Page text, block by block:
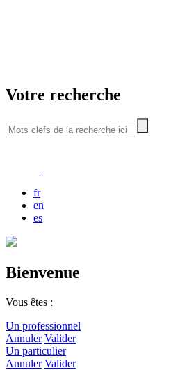
Votre recherche
fr
en
es
Bienvenue
Vous êtes :
Un professionnel
Annuler Valider
Un particulier
Annuler Valider